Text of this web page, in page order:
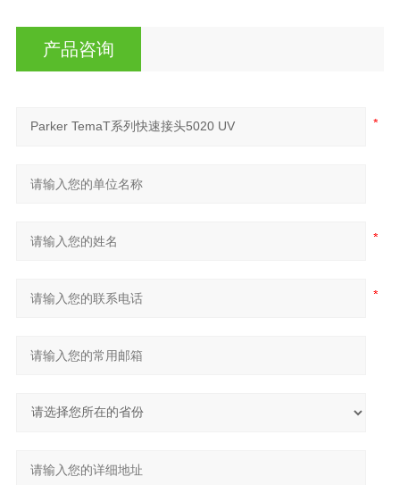
产品咨询